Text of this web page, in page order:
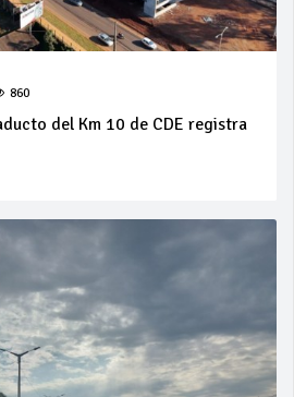
860
del Km 10 de CDE registra